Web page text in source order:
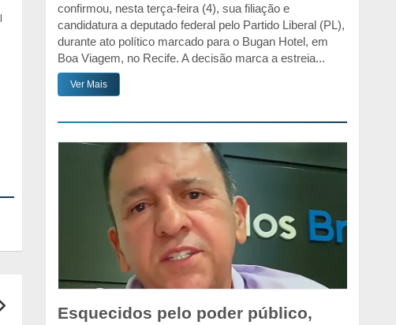
confirmou, nesta terça-feira (4), sua filiação e
candidatura a deputado federal pelo Partido Liberal (PL),
durante ato político marcado para o Bugan Hotel, em
Boa Viagem, no Recife. A decisão marca a estreia...
Ver Mais
Esquecidos pelo poder público,